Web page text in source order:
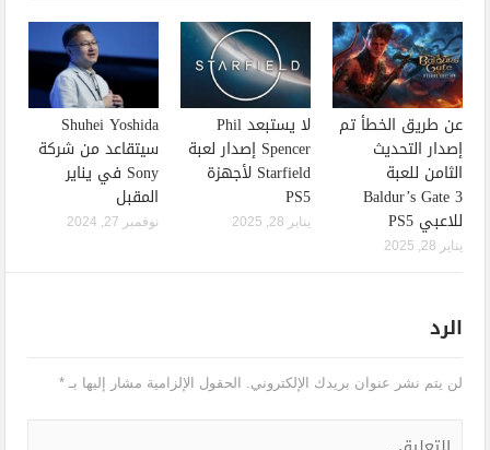
عن طريق الخطأ تم
إصدار التحديث
الثامن للعبة
Baldur’s Gate 3
للاعبي PS5
يناير 28, 2025
لا يستبعد Phil
Spencer إصدار لعبة
Starfield لأجهزة
PS5
يناير 28, 2025
Shuhei Yoshida
سيتقاعد من شركة
Sony في يناير
المقبل
نوفمبر 27, 2024
الرد
لن يتم نشر عنوان بريدك الإلكتروني. الحقول الإلزامية مشار إليها بـ*